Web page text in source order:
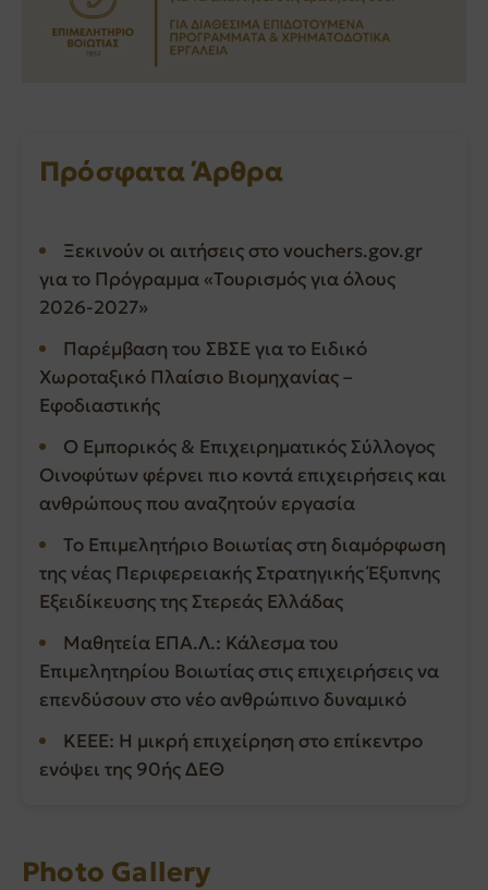
Πρόσφατα Άρθρα
Ξεκινούν οι αιτήσεις στο vouchers.gov.gr
για το Πρόγραμμα «Τουρισμός για όλους
2026-2027»
Παρέμβαση του ΣΒΣΕ για το Ειδικό
Χωροταξικό Πλαίσιο Βιομηχανίας –
Εφοδιαστικής
Ο Εμπορικός & Επιχειρηματικός Σύλλογος
Οινοφύτων φέρνει πιο κοντά επιχειρήσεις και
ανθρώπους που αναζητούν εργασία
Το Επιμελητήριο Βοιωτίας στη διαμόρφωση
της νέας Περιφερειακής Στρατηγικής Έξυπνης
Εξειδίκευσης της Στερεάς Ελλάδας
Μαθητεία ΕΠΑ.Λ.: Κάλεσμα του
Επιμελητηρίου Βοιωτίας στις επιχειρήσεις να
επενδύσουν στο νέο ανθρώπινο δυναμικό
ΚΕΕΕ: Η μικρή επιχείρηση στο επίκεντρο
ενόψει της 90ής ΔΕΘ
Photo Gallery